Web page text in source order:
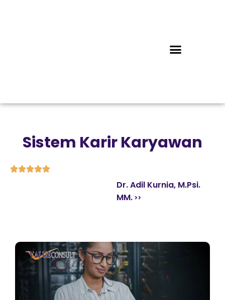
Sistem Karir Karyawan

Dr. Adil Kurnia, M.Psi.
MM.